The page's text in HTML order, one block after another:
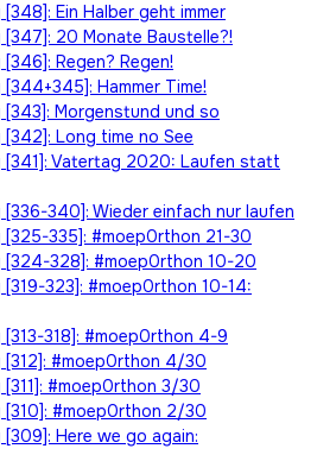
Ein Halber geht immer
20 Monate Baustelle?!
Regen? Regen!
Hammer Time!
Morgenstund und so
Long time no See
Vatertag 2020: Laufen statt
340]: Wieder einfach nur laufen
335]: #moep0rthon 21-30
328]: #moep0rthon 10-20
323]: #moep0rthon 10-14:
318]: #moep0rthon 4-9
#moep0rthon 4/30
#moep0rthon 3/30
#moep0rthon 2/30
Here we go again: